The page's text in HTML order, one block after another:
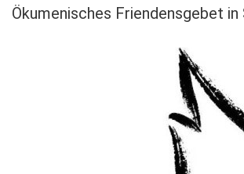
Ökumenisches Friendensgebet